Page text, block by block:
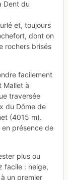
Dent du
et, toujours
dont on
rochers brisés
facilement
Mallet à
traversée
du Dôme de
(4015 m).
présence de
plus ou
facile : neige,
un premier